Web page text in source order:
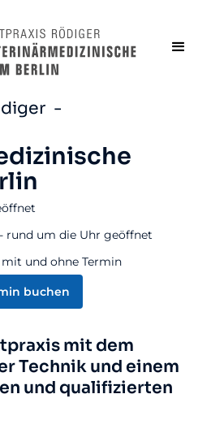
-
rund um die Uhr geöffnet
und ohne Termin
buchen
mit dem
Technik und einem
und qualifizierten